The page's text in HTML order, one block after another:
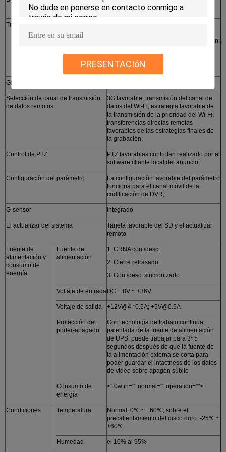
PRESENTACIóN
adaptable del RJ45 EL 10M/100M
Transmisión inalámbrica (opcional)
sistema de TD-SCDMA para la selección;
Compatible con GPRS, BORDE;
Módulo integrado del Wi-Fi;
GPS (opcional)
Selección de canal de transmisión
de datos remotos
3G favorable, transmisión del canal de
datos del Wi-Fi, estrategia favorable de
la transmisión de la prioridad del Wi-Fi;
transferencias directas remotas
favorables de las estrategias finales de
la grabación;
Control de PTZ
PTZ favorables controlan realizado por el
software cliente local del anuncio;
Configuración del parámetro
La configuración favorable del parámetro
funciona para el canal móvil de la
codificación de DVR;
G-sensor Integrado
El actualizar del sistema
Tarjeta favorable del SD y el actualizar
remoto
Fuente de
alimentación y
consumo de
energía
Fuente de
alimentación
1. CRNA con./desc.
2. Cierre retrasado
3. Con./desc. sincronizado
Voltaje de entradaDC: +8V ~ +36V
Voltaje de salida +12V@4 *0.5A; +5V@0.5A
Protección del
poder-apagado
Con tecnología de trabajo continua
patentada de la fuente de alimentación
de UPS, puede trabajar para 3~5
segundos después de que la fuente de
la alimentación externa se corta para
poder guardar el intactness de los datos
de video sobre apagón súbito
Consumo de
energía
<10w in="" normal="" operation="">
Condiciones Temperatura
Normal: 0℃ ~ +60℃; sobre el
precalientamiento del disco duro: -25℃ ~
+60℃
Humedad el 10% al 95%